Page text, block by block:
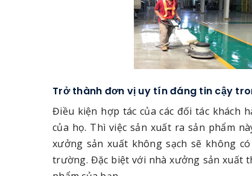
Trở thành đơn vị uy tín đáng tin cậy
Điều kiện hợp tác của các đối tác khách
của họ. Thì việc sản xuất ra sản phẩm
xưởng sản xuất không sạch sẽ không
trường. Đặc biệt với nhà xưởng sản xuất